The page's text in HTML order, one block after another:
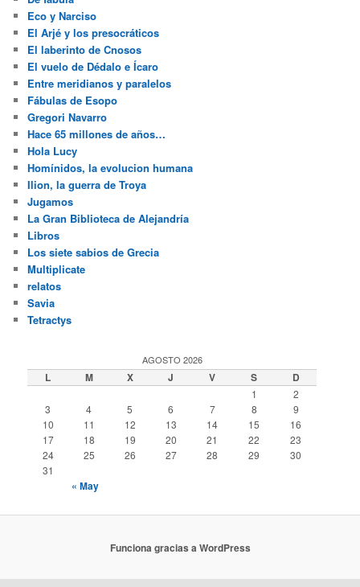
Eco y Narciso
El Arjé y los presocráticos
El laberinto de Cnosos
El vuelo de Dédalo e Ícaro
Entre meridianos y paralelos
Fábulas de Esopo
Gregori Navarro
Hace 65 millones de años…
Hola Lucy
Homínidos, la evolucion humana
Ilion, la guerra de Troya
Jugamos
La Gran Biblioteca de Alejandría
Libros
Los siete sabios de Grecia
Multiplicate
relatos
Savia
Tetractys
AGOSTO 2026
L M X J V S D
1
2
3
4 5 6 7 8
9
10
11 12 13 14 15
16
17
18 19 20 21 22
23
24
25 26 27 28 29
30
31
« May
Funciona gracias a WordPress